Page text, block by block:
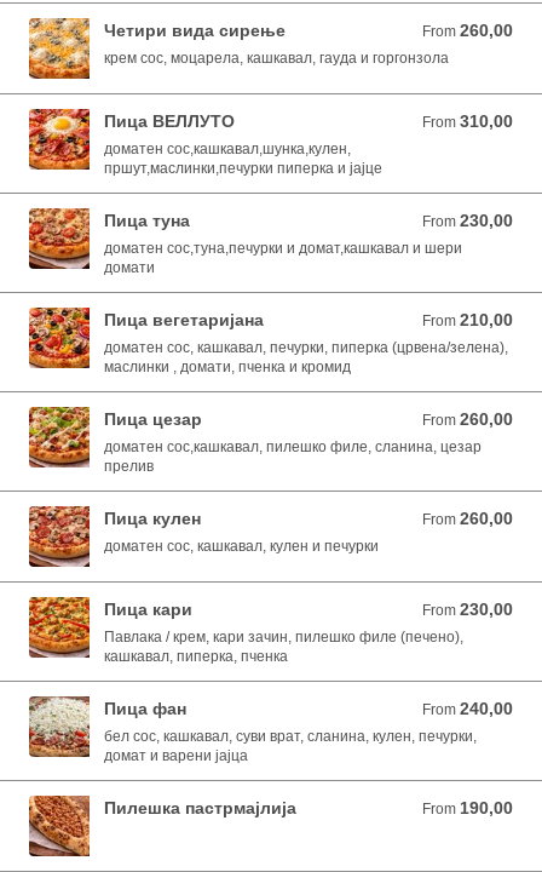
Четири вида сирење From 260,00
From 260,00 MKD
крем сос, моцарела, кашкавал, гауда и горгонзола
Пица ВЕЛЛУТО From 310,00
From 310,00 MKD
доматен сос,кашкавал,шунка,кулен,
пршут,маслинки,печурки пиперка и јајце
Пица туна From 230,00
From 230,00 MKD
доматен сос,туна,печурки и домат,кашкавал и шери
домати
Пица вегетаријана From 210,00
From 210,00 MKD
доматен сос, кашкавал, печурки, пиперка (црвена/зелена),
маслинки , домати, пченка и кромид
Пица цезар From 260,00
From 260,00 MKD
доматен сос,кашкавал, пилешко филе, сланина, цезар
прелив
Пица кулен From 260,00
From 260,00 MKD
доматен сос, кашкавал, кулен и печурки
Пица кари From 230,00
From 230,00 MKD
Павлака / крем, кари зачин, пилешко филе (печено),
кашкавал, пиперка, пченка
Пица фан From 240,00
From 240,00 MKD
бел сос, кашкавал, суви врат, сланина, кулен, печурки,
домат и варени јајца
Пилешка пастрмајлија From 190,00
From 190,00 MKD